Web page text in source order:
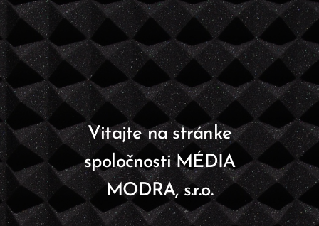
Vitajte na stránke
spoločnostiMÉDIA
MODRA, s.r.o.